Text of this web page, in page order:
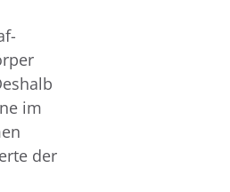
im
der